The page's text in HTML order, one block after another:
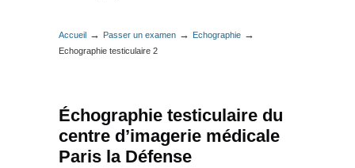
Accueil → Passer un examen → Echographie →
Echographie testiculaire 2
Échographie testiculaire du
centre d’imagerie médicale
Paris la Défense